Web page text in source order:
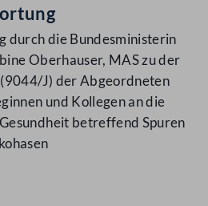
durch die Bundesministerin
Oberhauser, MAS zu der
J) der Abgeordneten
und Kollegen an die
betreffend Spuren